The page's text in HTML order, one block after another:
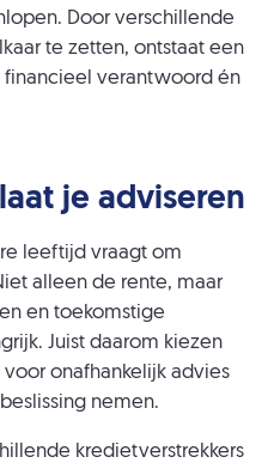
Door verschillende
te zetten, ontstaat een
verantwoord én
je adviseren
leeftijd vraagt om
alleen de rente, maar
en toekomstige
Juist daarom kiezen
onafhankelijk advies
nemen.
kredietverstrekkers